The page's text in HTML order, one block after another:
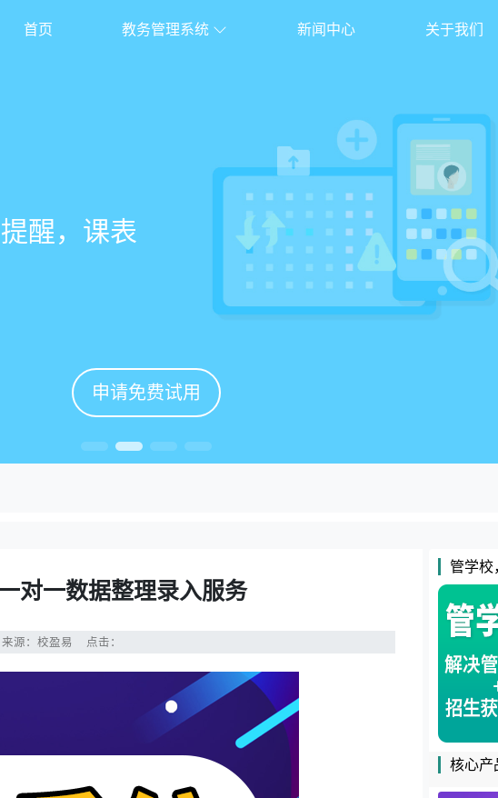
首页 教务管理系统 新闻中心 关于我们
易
申请免费试用
醒，课表
申请免费试用
量自动统
申请免费试用
沟通互动
申请免费试用
对一数据整理录入服务
来源：校盈易 点击：
管学校
核心产